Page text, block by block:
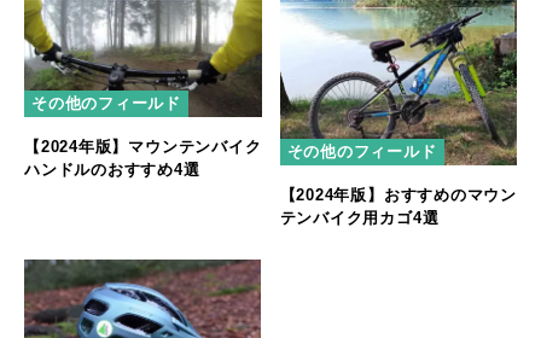
その他のフィールド
【2024年版】マウンテンバイク
ハンドルのおすすめ4選
その他のフィールド
【2024年版】おすすめのマウン
テンバイク用カゴ4選